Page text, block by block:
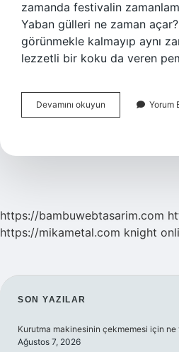
zamanda festivalin
Yaban gülleri ne zaman
görünmekle kalmayıp aynı
lezzetli bir koku da veren
Devamını okuyun
Çiçeği
Yorum
https://bambuwebtasarim.com
https://mikametal.com knight
SIDEBAR
SON YAZILAR
Kurutma makinesinin çekmemesi için ne
Ağustos 7, 2026